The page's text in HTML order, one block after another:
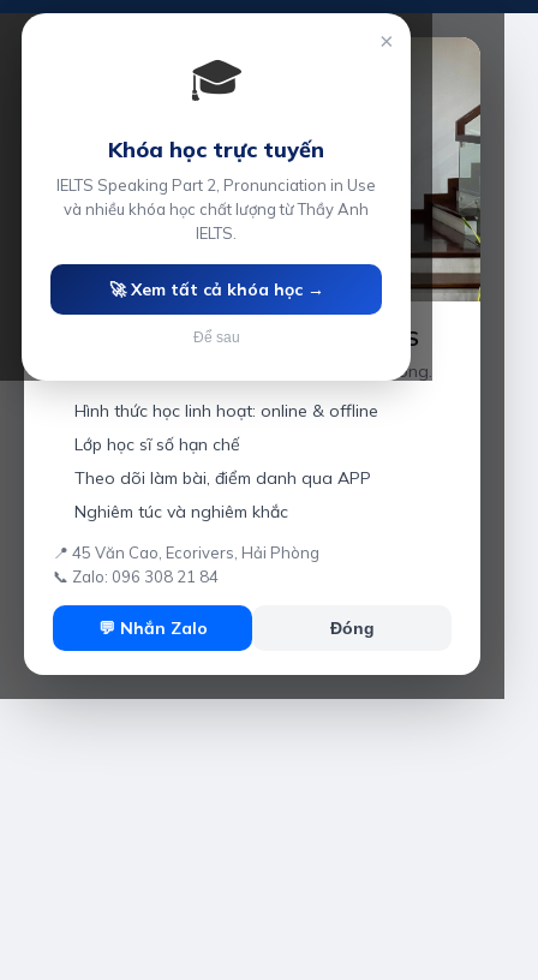
Luyện thi IELTS cùng Thầy Anh IELTS
Giáo viên hơn 10 năm kinh nghiệm tại Hải Phòng.
Hình thức học linh hoạt: online & offline
Lớp học sĩ số hạn chế
Theo dõi làm bài, điểm danh qua APP
Nghiêm túc và nghiêm khắc
📍 45 Văn Cao, Ecorivers, Hải Phòng
📞 Zalo: 096 308 21 84
💬 Nhắn Zalo Đóng
×
🎓
Khóa học trực tuyến
IELTS Speaking Part 2, Pronunciation in Use
và nhiều khóa học chất lượng từ Thầy Anh
IELTS.
🚀 Xem tất cả khóa học →
Để sau